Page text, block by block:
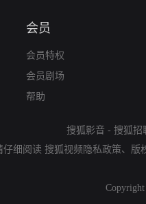
会员
会员特权
会员剧场
帮助
搜狐影音 - 搜狐招
仔细阅读 搜狐视频隐私政策、 版